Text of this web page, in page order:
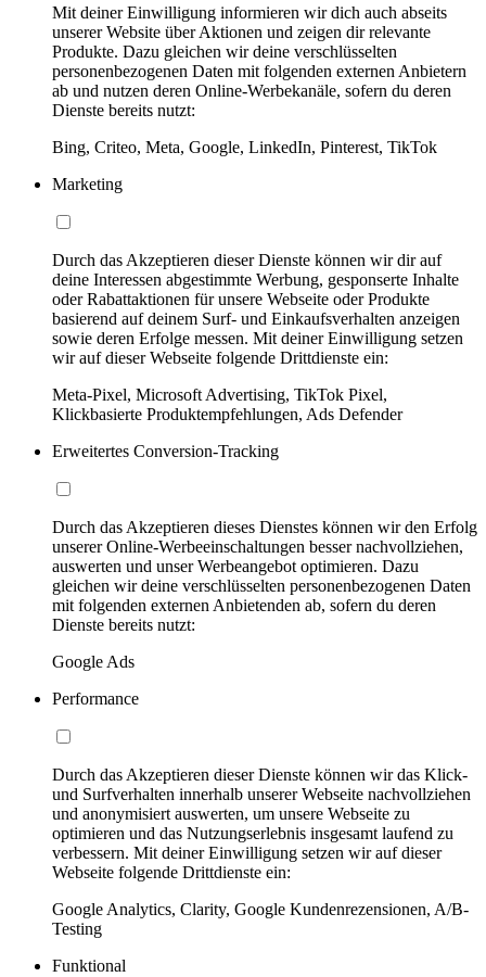
Mit deiner Einwilligung informieren wir dich auch abseits
unserer Website über Aktionen und zeigen dir relevante
Produkte. Dazu gleichen wir deine verschlüsselten
personenbezogenen Daten mit folgenden externen Anbietern
ab und nutzen deren Online-Werbekanäle, sofern du deren
Dienste bereits nutzt:
Bing, Criteo, Meta, Google, LinkedIn, Pinterest, TikTok
Marketing
Durch das Akzeptieren dieser Dienste können wir dir auf
deine Interessen abgestimmte Werbung, gesponserte Inhalte
oder Rabattaktionen für unsere Webseite oder Produkte
basierend auf deinem Surf- und Einkaufsverhalten anzeigen
sowie deren Erfolge messen. Mit deiner Einwilligung setzen
wir auf dieser Webseite folgende Drittdienste ein:
Meta-Pixel, Microsoft Advertising, TikTok Pixel,
Klickbasierte Produktempfehlungen, Ads Defender
Erweitertes Conversion-Tracking
Durch das Akzeptieren dieses Dienstes können wir den Erfolg
unserer Online-Werbeeinschaltungen besser nachvollziehen,
auswerten und unser Werbeangebot optimieren. Dazu
gleichen wir deine verschlüsselten personenbezogenen Daten
mit folgenden externen Anbietenden ab, sofern du deren
Dienste bereits nutzt:
Google Ads
Performance
Durch das Akzeptieren dieser Dienste können wir das Klick-
und Surfverhalten innerhalb unserer Webseite nachvollziehen
und anonymisiert auswerten, um unsere Webseite zu
optimieren und das Nutzungserlebnis insgesamt laufend zu
verbessern. Mit deiner Einwilligung setzen wir auf dieser
Webseite folgende Drittdienste ein:
Google Analytics, Clarity, Google Kundenrezensionen, A/B-
Testing
Funktional